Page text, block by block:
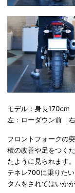
モデル：身長170cm
左：ローダウン前
フロントフォークの
積の改善や足をつく
たように見られます。
テネレ700に乗りた
タムをされてはいか